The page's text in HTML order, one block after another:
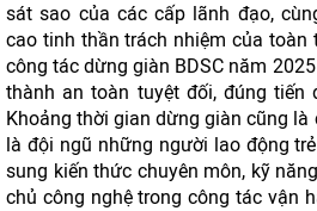
sát sao của các cấp lãnh đạo,
cao tinh thần trách nhiệm của toàn
công tác dừng giàn BDSC năm
thành an toàn tuyệt đối, đúng tiến
Khoảng thời gian dừng giàn cũng là
là đội ngũ những người lao động
sung kiến thức chuyên môn, kỹ
chủ công nghệ trong công tác vận